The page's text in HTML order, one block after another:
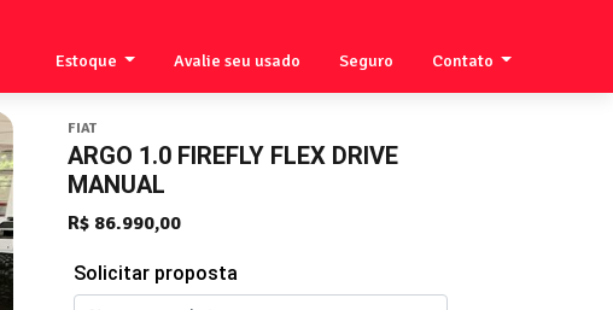
Estoque Avalie seu usado Seguro Contato
FIAT
ARGO 1.0 FIREFLY FLEX DRIVE
MANUAL
R$ 86.990,00
Solicitar proposta